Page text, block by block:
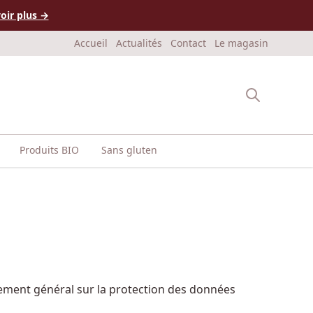
plus →
Accueil Actualités Contact Le magasin
Produits BIO Sans gluten
général sur la protection des données